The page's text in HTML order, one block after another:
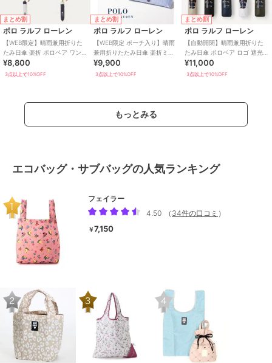
まとめ割
ポロ ラルフ ローレン
【WEB限定】晴雨兼用折りた
たみ日傘 楽折 ポロベア ワンポ
イント 遮光 遮熱 UV
¥8,800
3点以上で10%OFF
まとめ割
ポロ ラルフ ローレン
【WEB限定 ポーチ入り】晴雨
兼用折りたたみ日傘 楽折ミニ
ポロベア 遮光率100％ 遮熱 UV
¥9,900
3点以上で10%OFF
まとめ割
ポロ ラルフ ローレン
【自動開閉】晴雨兼用折りた
たみ日傘 ポロベア ロゴ 遮光率
100％ 遮熱 UV 軽量 ユニセッ
クス
¥11,000
3点以上で10%OFF
もっとみる
エコバッグ・サブバッグの人気ランキング
フェイラー
4.50
（ 34件の口コミ ）
￥7,150